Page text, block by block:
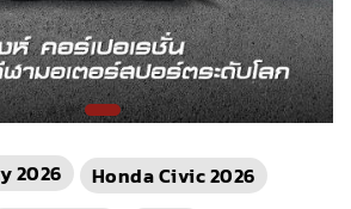
2026
Honda Civic 2026